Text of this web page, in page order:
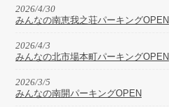
2026/4/30
みんなの南恵我之荘パーキングOPEN
2026/4/3
みんなの北市場本町パーキングOPEN
2026/3/5
みんなの南開パーキングOPEN